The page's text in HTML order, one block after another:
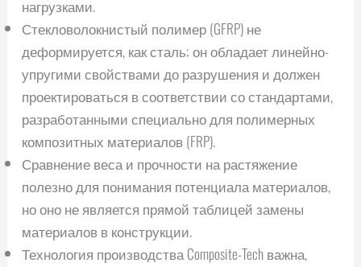
нагрузками.
Стекловолокнистый полимер (GFRP) не
деформируется, как сталь; он обладает линейно-
упругими свойствами до разрушения и должен
проектироваться в соответствии со стандартами,
разработанными специально для полимерных
композитных материалов (FRP).
Сравнение веса и прочности на растяжение
полезно для понимания потенциала материалов,
но оно не является прямой таблицей замены
материалов в конструкции.
Технология производства Composite-Tech важна,